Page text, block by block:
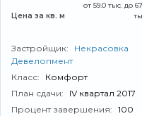
Цена за кв. м
от 59.0 тыс. до
Застройщик:
Некрасовка
Девелопмент
Класс:
Комфорт
План сдачи:
IV квартал 2017
Процент завершения:
100